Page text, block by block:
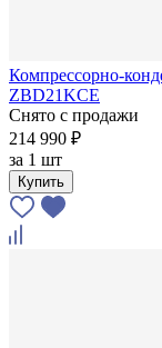
Компрессорно-
ZBD21KСE
Снято с продажи
214 990 ₽
за 1 шт
Купить